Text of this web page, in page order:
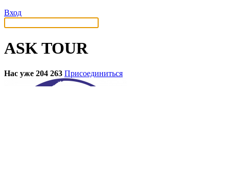
Вход
ASK TOUR
Нас уже 204 263 Присоединиться